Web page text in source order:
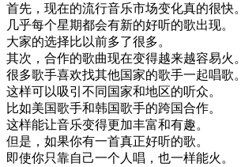
首先 ， 现在的流行音乐市场变化真的很快。
几乎每个星期都会有新的好听的歌出现。
大家的选择比以前多了很多。
其次 ， 合作的歌曲现在变得越来越容易火。
很多歌手喜欢找其他国家的歌手一起唱歌。
这样可以吸引 不同 国家和地区的听众。
比如美国歌手和韩国歌手的跨国合作。
这样能让音乐变得更加丰富和有趣。
但是 ， 如果你有一首真正好听的歌。
即使你只靠自己一个人唱 ， 也一样能火。